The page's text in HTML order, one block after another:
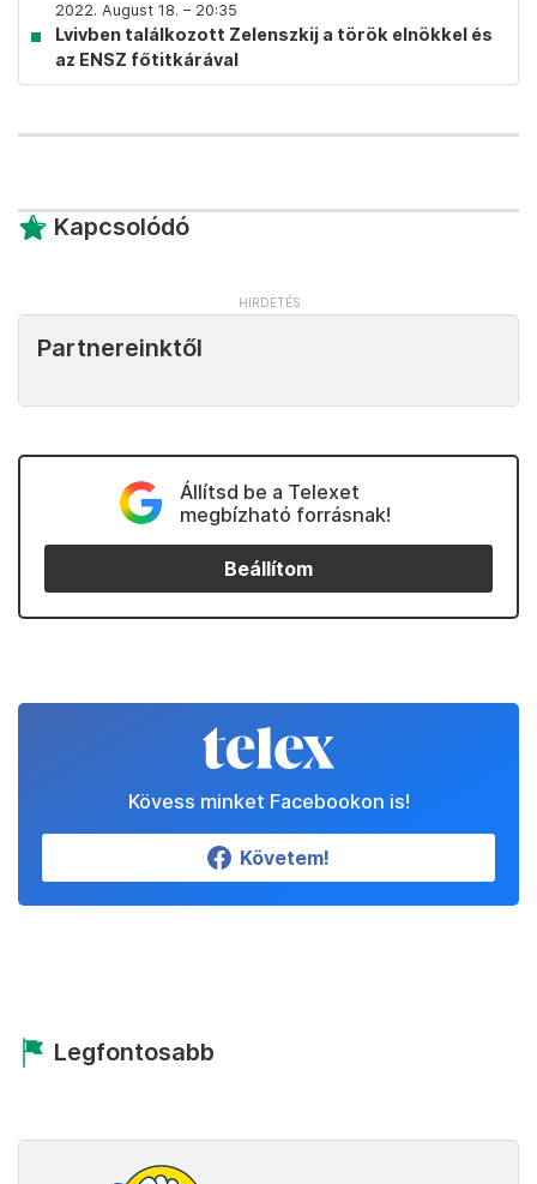
2022. August 18. – 20:35
Lvivben találkozott Zelenszkij a török elnökkel és
az ENSZ főtitkárával
Kapcsolódó
Partnereinktől
Állítsd be a Telexet
megbízható forrásnak!
Beállítom
Kövess minket Facebookon is!
Követem!
Legfontosabb